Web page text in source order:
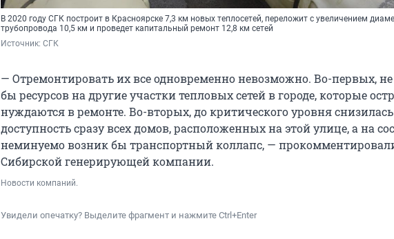
В 2020 году СГК построит в Красноярске 7,3 км новых теплосетей, переложит с увеличением
трубопровода 10,5 км и проведет капитальный ремонт 12,8 км сетей
Источник: СГК
— Отремонтировать их все одновременно невозможно. Во-первых,
бы ресурсов на другие участки тепловых сетей в городе, которые
нуждаются в ремонте. Во-вторых, до критического уровня
доступность сразу всех домов, расположенных на этой улице, а на
неминуемо возник бы транспортный коллапс, —
Сибирской генерирующей компании.
Новости компаний.
Увидели опечатку? Выделите фрагмент и нажмите Ctrl+Enter